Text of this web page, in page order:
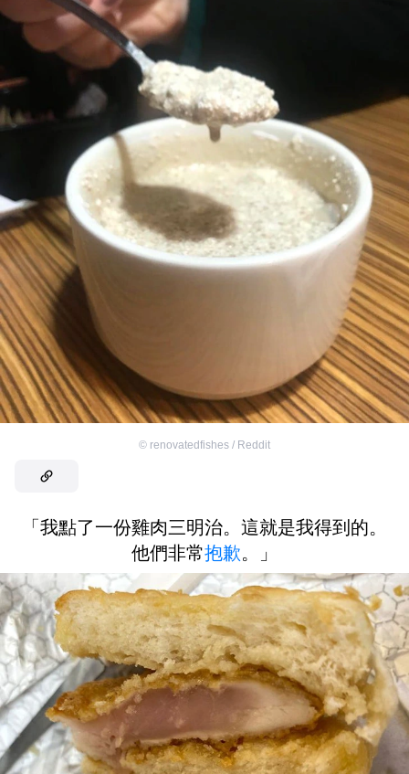
© renovatedfishes / Reddit
「我點了一份雞肉三明治。這就是我得到的。
他們非常抱歉。」